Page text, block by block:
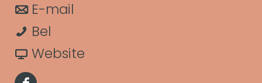
c
t
a
r
E-mail
a
Bel
l
Website